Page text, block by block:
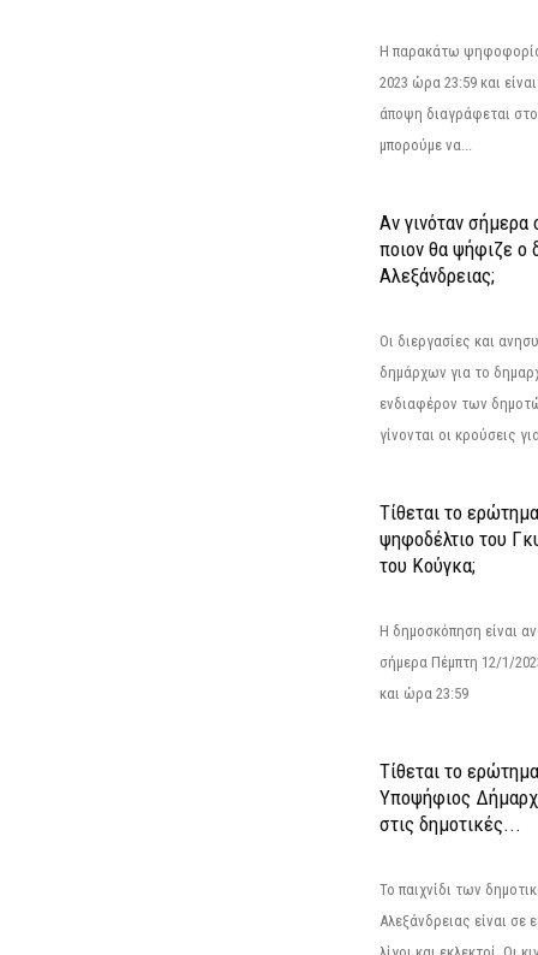
Η παρακάτω ψηφοφορία
2023 ώρα 23:59 και
άποψη διαγράφεται
μπορούμε να...
Αν γινόταν σήμερα
ποιον θα ψήφιζε ο
Αλεξάνδρειας;
Οι διεργασίες και
δημάρχων για το
ενδιαφέρον των
γίνονται οι κρούσεις
Τίθεται το
ψηφοδέλτιο του
του Κούγκα;
Η δημοσκόπηση είναι
σήμερα Πέμπτη 12/1/
και ώρα 23:59
Τίθεται το
Υποψήφιος
στις δημοτικές...
Το παιχνίδι των
Αλεξάνδρειας είναι σε